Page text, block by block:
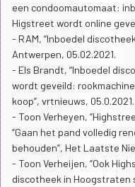
een condoomautomaat:
Higstreet wordt online
- RAM, “Inboedel
Antwerpen, 05.02.2021.
- Els Brandt, “Inboedel
wordt geveild:
koop”, vrtnieuws, 05.0.2021.
- Toon Verheyen,
“Gaan het pand volledig
behouden”, Het Laatste
- Toon Verheijen, “Ook
discotheek in Hoogstraten